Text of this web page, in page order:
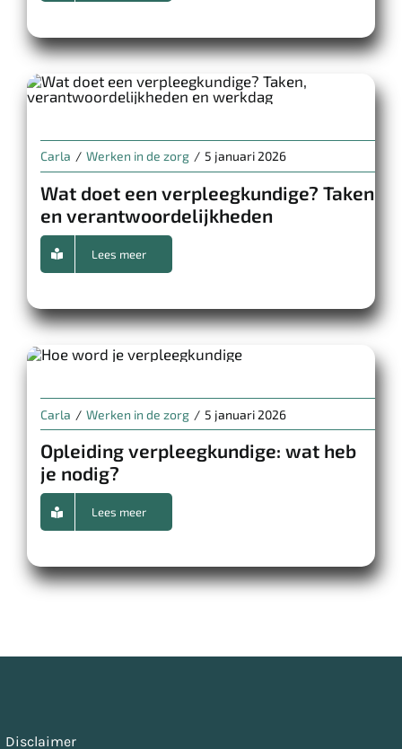
Carla / Werken in de zorg / 5 januari 2026
Wat doet een verpleegkundige? Taken
en verantwoordelijkheden
Lees meer
Carla / Werken in de zorg / 5 januari 2026
Opleiding verpleegkundige: wat heb
je nodig?
Lees meer
Disclaimer